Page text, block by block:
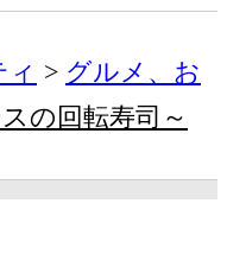
グルメ、お
の回転寿司～